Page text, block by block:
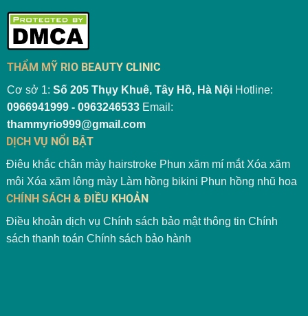
THẨM MỸ RIO BEAUTY CLINIC
Cơ sở 1: Số 205 Thụy Khuê, Tây Hồ, Hà NộiHotline:
0966941999 - 0963246533Email:
thammyrio999@gmail.com
DỊCH VỤ NỔI BẬT
Điêu khắc chân mày hairstroke Phun xăm mí mắt Xóa xăm
môi Xóa xăm lông mày Làm hồng bikini Phun hồng nhũ hoa
CHÍNH SÁCH & ĐIỀU KHOẢN
Điều khoản dịch vụ Chính sách bảo mật thông tin Chính
sách thanh toán Chính sách bảo hành